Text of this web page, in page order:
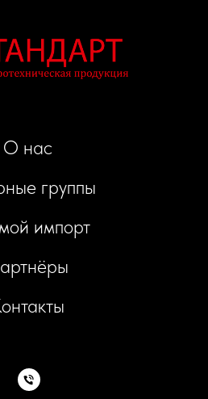
О нас
группы
импорт